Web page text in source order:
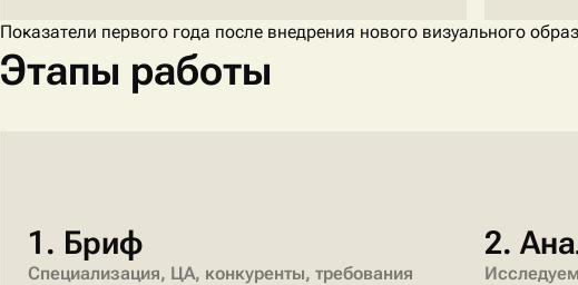
Показатели первого года после внедрения нового визуального
Этапы работы
1. Бриф
Специализация, ЦА, конкуренты, требования
2.